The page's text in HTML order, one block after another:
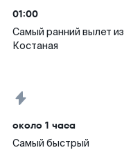
01:00
Самый ранний вылет из
Костаная
около 1 часа
Самый быстрый